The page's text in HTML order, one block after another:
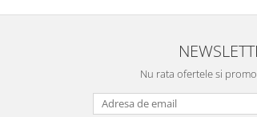
Nu rata ofertele si